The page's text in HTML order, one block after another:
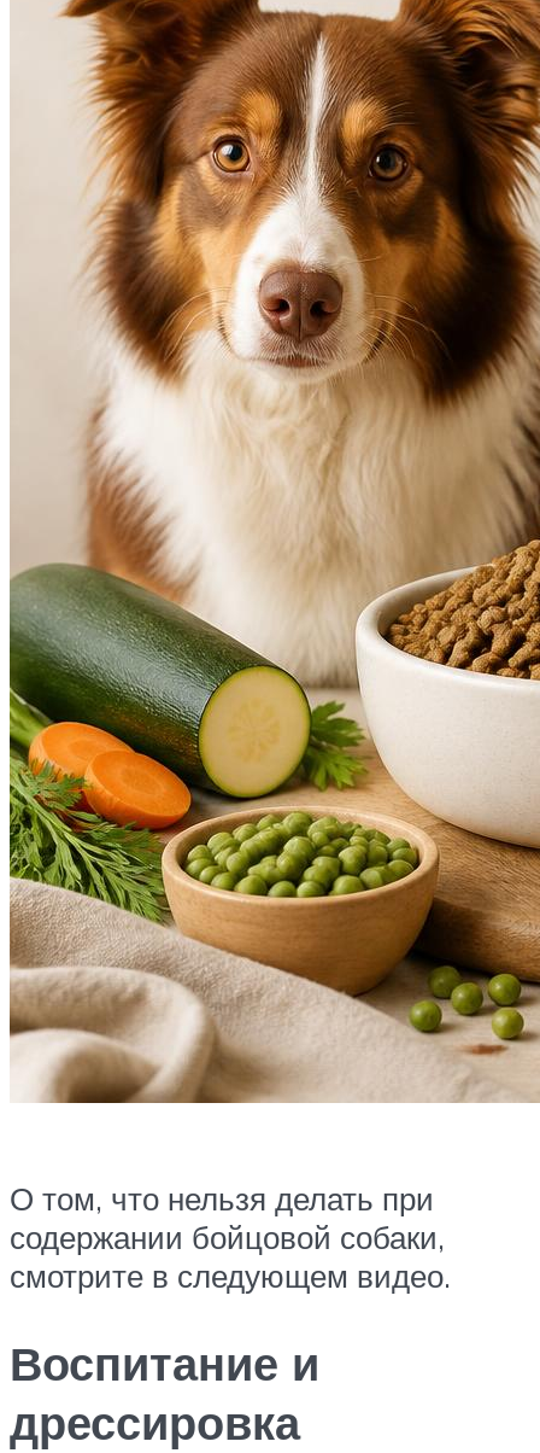
О том, что нельзя делать при
содержании бойцовой собаки,
смотрите в следующем видео.
Воспитание и
дрессировка